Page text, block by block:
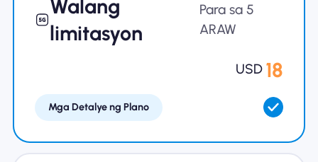
Gamit ang isang ESIM
Walang
limitasyon
Para sa 5
ARAW
USD 18
Mga Detalye ng Plano